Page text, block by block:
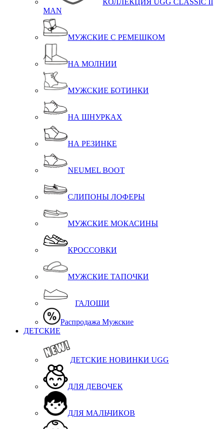
MAN
МУЖСКИЕ С РЕМЕШКОМ
НА МОЛНИИ
МУЖСКИЕ БОТИНКИ
НА ШНУРКАХ
НА РЕЗИНКЕ
NEUMEL BOOT
СЛИПОНЫ ЛОФЕРЫ
МУЖСКИЕ МОКАСИНЫ
КРОССОВКИ
МУЖСКИЕ ТАПОЧКИ
ГАЛОШИ
Распродажа Мужские
ДЕТСКИЕ
ДЕТСКИЕ НОВИНКИ UGG
ДЛЯ ДЕВОЧЕК
ДЛЯ МАЛЬЧИКОВ